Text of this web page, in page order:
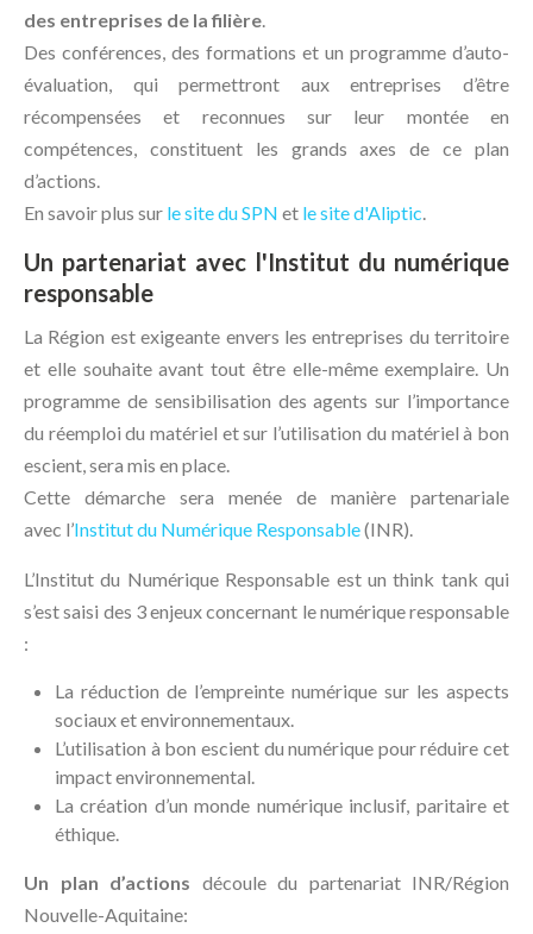
des entreprises de la filière
Des conférences, des formations et un programme d’auto-
évaluation, qui permettront aux entreprises d’être
récompensées et reconnues sur leur montée en
compétences, constituent les grands axes de ce plan
d’actions.
En savoir plus sur le site du SPN et le site d'Aliptic
Un partenariat avec l'Institut du numérique
responsable
La Région est exigeante envers les entreprises du territoire
et elle souhaite avant tout être elle-même exemplaire. Un
programme de sensibilisation des agents sur l’importance
du réemploi du matériel et sur l’utilisation du matériel à bon
escient, sera mis en place.
Cette démarche sera menée de manière partenariale
avec l’Institut du Numérique Responsable(INR).
L’Institut du Numérique Responsable est un think tank qui
s’est saisi des 3 enjeux concernant le numérique responsable
:
La réduction de l’empreinte numérique sur les aspects
sociaux et environnementaux.
L’utilisation à bon escient du numérique pour réduire cet
impact environnemental.
La création d’un monde numérique inclusif, paritaire et
éthique.
Un plan d’actions découle du partenariat INR/Région
Nouvelle-Aquitaine: